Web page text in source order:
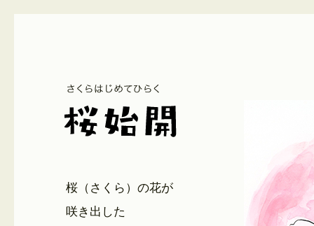
桜（さくら）の花が
咲き出した